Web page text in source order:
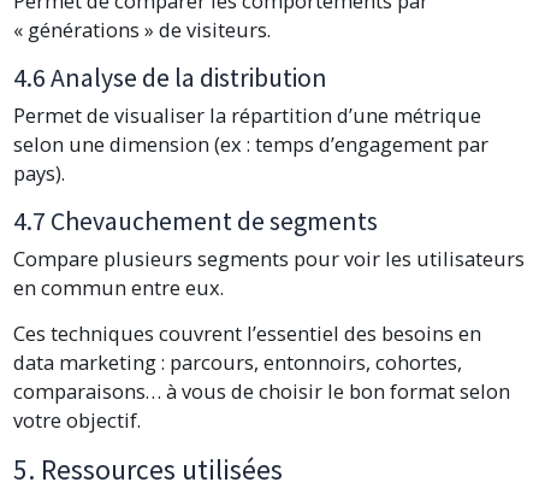
« générations » de visiteurs.
4.6 Analyse de la distribution
Permet de visualiser la répartition d’une métrique
selon une dimension (ex : temps d’engagement par
pays).
4.7 Chevauchement de segments
Compare plusieurs segments pour voir les utilisateurs
en commun entre eux.
Ces techniques couvrent l’essentiel des besoins en
data marketing : parcours, entonnoirs, cohortes,
comparaisons… à vous de choisir le bon format selon
votre objectif.
5. Ressources utilisées